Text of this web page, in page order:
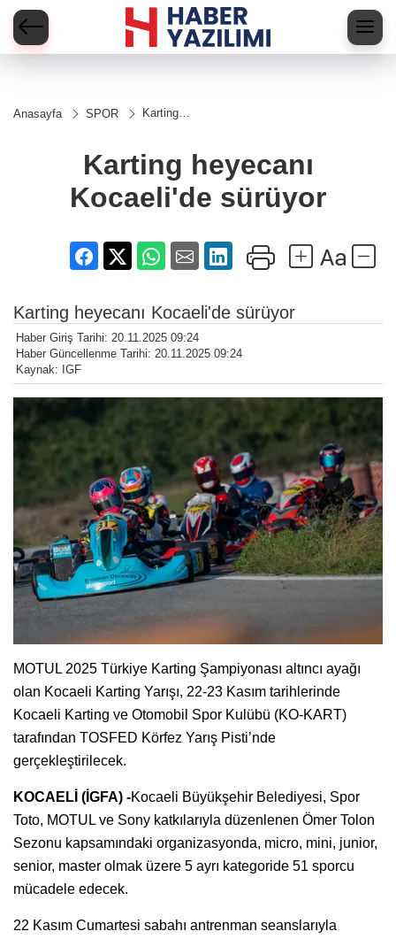
Anasayfa SPOR
Karting
sürüyor
Karting heyecanı
Kocaeli'de sürüyor
Karting heyecanı Kocaeli'de sürüyor
Haber Giriş Tarihi: 20.11.2025 09:24
Haber Güncellenme Tarihi: 20.11.2025 09:24
Kaynak: IGF
MOTUL 2025 Türkiye Karting Şampiyonası altıncı ayağı
olan Kocaeli Karting Yarışı, 22-23 Kasım tarihlerinde
Kocaeli Karting ve Otomobil Spor Kulübü (KO-KART)
tarafından TOSFED Körfez Yarış Pisti’nde
gerçekleştirilecek.
KOCAELİ (İGFA) -Kocaeli Büyükşehir Belediyesi, Spor
Toto, MOTUL ve Sony katkılarıyla düzenlenen Ömer Tolon
Sezonu kapsamındaki organizasyonda, micro, mini, junior,
senior, master olmak üzere 5 ayrı kategoride 51 sporcu
mücadele edecek.
22 Kasım Cumartesi sabahı antrenman seanslarıyla